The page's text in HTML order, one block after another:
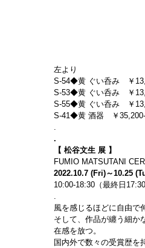
左より
S-54◆黄 ぐい呑み　￥
S-53◆黄 ぐい呑み　￥
S-55◆黄 ぐい呑み　￥
S-41◆黄 酒器　￥
.
.
【 松谷文生 展 】
FUMIO MATSUTANI
2022.10.7 (Fri)～10.25
10:00-18:30（最終日
.
風を感じるほどに自由で
そして、作品が纏う細か
在感を放つ。
国内外で数々の受賞歴を